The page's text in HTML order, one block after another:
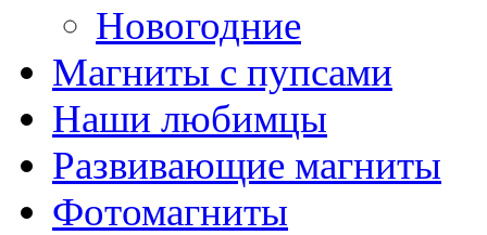
Новогодние
Магниты с пупсами
Наши любимцы
Развивающие магниты
Фотомагниты